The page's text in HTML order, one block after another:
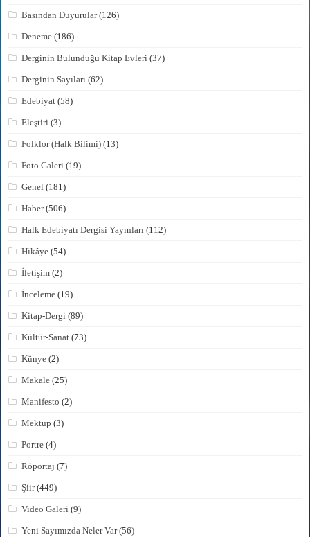
Basından Duyurular(126)
Deneme (186)
Derginin Bulunduğu Kitap Evleri (37)
Derginin Sayıları (62)
Edebiyat (58)
Eleştiri (3)
Folklor (Halk Bilimi) (13)
Foto Galeri (19)
Genel (181)
Haber(506)
Halk Edebiyatı Dergisi Yayınları (112)
Hikâye (54)
İletişim (2)
İnceleme (19)
Kitap-Dergi (89)
Kültür-Sanat (73)
Künye (2)
Makale (25)
Manifesto (2)
Mektup (3)
Portre (4)
Röportaj (7)
Şiir(449)
Video Galeri (9)
Yeni Sayımızda Neler Var(56)